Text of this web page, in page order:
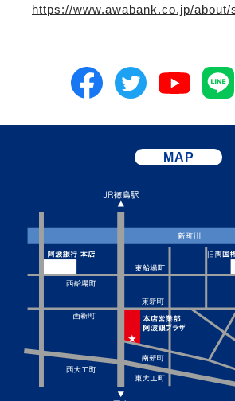
https://www.awabank.co.jp/
MAP